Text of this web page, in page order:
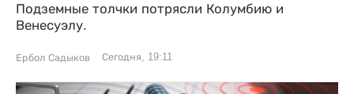
Подземные толчки потрясли Колумбию и
Венесуэлу.
Ербол Садыков Сегодня, 19:11